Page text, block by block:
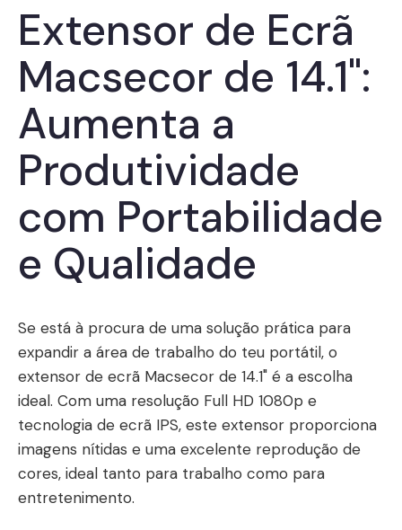
Extensor de Ecrã
Macsecor de 14.1":
Aumenta a
Produtividade
com Portabilidade
e Qualidade
Se está à procura de uma solução prática para
expandir a área de trabalho do teu portátil, o
extensor de ecrã Macsecor de 14.1" é a escolha
ideal. Com uma resolução Full HD 1080p e
tecnologia de ecrã IPS, este extensor proporciona
imagens nítidas e uma excelente reprodução de
cores, ideal tanto para trabalho como para
entretenimento.